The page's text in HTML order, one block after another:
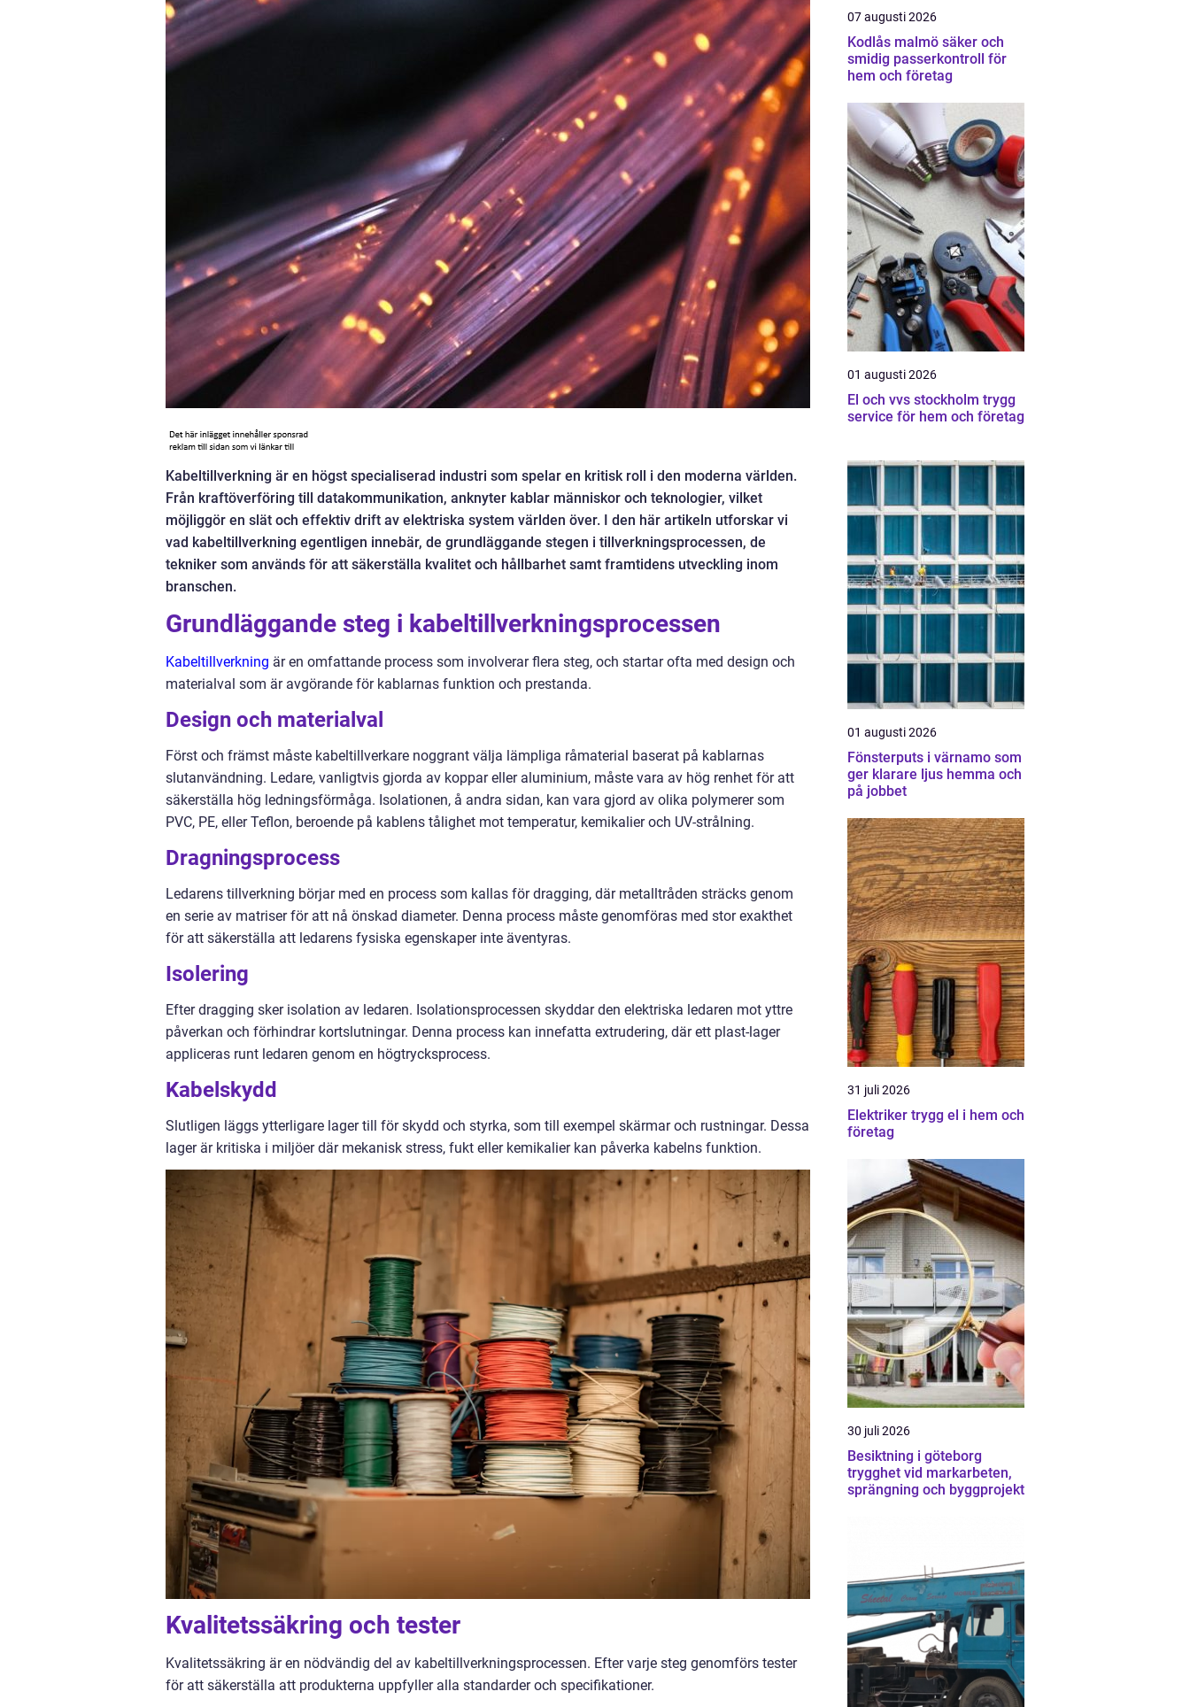
Kabeltillverkning är en högst specialiserad industri som spelar en kritisk roll i den moderna världen.
Från kraftöverföring till datakommunikation, anknyter kablar människor och teknologier, vilket
möjliggör en slät och effektiv drift av elektriska system världen över. I den här artikeln utforskar vi
vad kabeltillverkning egentligen innebär, de grundläggande stegen i tillverkningsprocessen, de
tekniker som används för att säkerställa kvalitet och hållbarhet samt framtidens utveckling inom
branschen.
Grundläggande steg i kabeltillverkningsprocessen
Kabeltillverkning är en omfattande process som involverar flera steg, och startar ofta med design och
materialval som är avgörande för kablarnas funktion och prestanda.
Design och materialval
Först och främst måste kabeltillverkare noggrant välja lämpliga råmaterial baserat på kablarnas
slutanvändning. Ledare, vanligtvis gjorda av koppar eller aluminium, måste vara av hög renhet för att
säkerställa hög ledningsförmåga. Isolationen, å andra sidan, kan vara gjord av olika polymerer som
PVC, PE, eller Teflon, beroende på kablens tålighet mot temperatur, kemikalier och UV-strålning.
Dragningsprocess
Ledarens tillverkning börjar med en process som kallas för dragging, där metalltråden sträcks genom
en serie av matriser för att nå önskad diameter. Denna process måste genomföras med stor exakthet
för att säkerställa att ledarens fysiska egenskaper inte äventyras.
Isolering
Efter dragging sker isolation av ledaren. Isolationsprocessen skyddar den elektriska ledaren mot yttre
påverkan och förhindrar kortslutningar. Denna process kan innefatta extrudering, där ett plast-lager
appliceras runt ledaren genom en högtrycksprocess.
Kabelskydd
Slutligen läggs ytterligare lager till för skydd och styrka, som till exempel skärmar och rustningar. Dessa
lager är kritiska i miljöer där mekanisk stress, fukt eller kemikalier kan påverka kabelns funktion.
Kvalitetssäkring och tester
Kvalitetssäkring är en nödvändig del av kabeltillverkningsprocessen. Efter varje steg genomförs tester
för att säkerställa att produkterna uppfyller alla standarder och specifikationer.
07 augusti 2026
Kodlås malmö säker och
smidig passerkontroll för
hem och företag
01 augusti 2026
El och vvs stockholm trygg
service för hem och företag
01 augusti 2026
Fönsterputs i värnamo som
ger klarare ljus hemma och
på jobbet
31 juli 2026
Elektriker trygg el i hem och
företag
30 juli 2026
Besiktning i göteborg
trygghet vid markarbeten,
sprängning och byggprojekt